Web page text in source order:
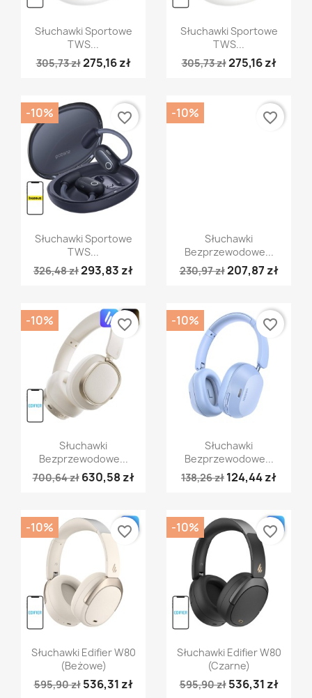
Szybki podgląd
Słuchawki Sportowe
TWS...
305,73 zł275,16 zł
Szybki podgląd
Słuchawki Sportowe
TWS...
305,73 zł275,16 zł
Szybki podgląd
Słuchawki Sportowe
TWS...
326,48 zł293,83 zł
-10% favorite_border
Szybki podgląd
Słuchawki
Bezprzewodowe...
230,97 zł207,87 zł
-10% favorite_border
Szybki podgląd
Słuchawki
Bezprzewodowe...
700,64 zł 630,58 zł
-10% favorite_border
Szybki podgląd
Słuchawki
Bezprzewodowe...
138,26 zł 124,44 zł
-10% favorite_border
Szybki podgląd
Słuchawki Edifier W80
(beżowe)
595,90 zł 536,31 zł
-10% favorite_border
Szybki podgląd
Słuchawki Edifier W80
(czarne)
595,90 zł 536,31 zł
-10% favorite_border